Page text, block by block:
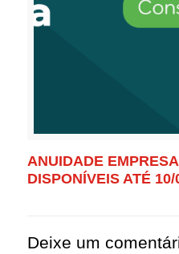
ANUIDADE
DISPONÍVEIS ATÉ 10/
Deixe um